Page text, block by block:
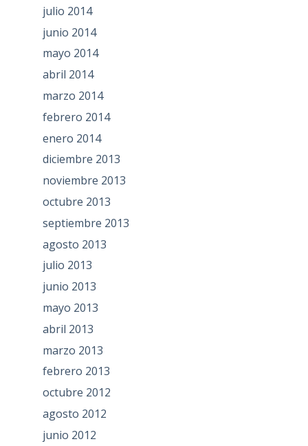
julio 2014
junio 2014
mayo 2014
abril 2014
marzo 2014
febrero 2014
enero 2014
diciembre 2013
noviembre 2013
octubre 2013
septiembre 2013
agosto 2013
julio 2013
junio 2013
mayo 2013
abril 2013
marzo 2013
febrero 2013
octubre 2012
agosto 2012
junio 2012